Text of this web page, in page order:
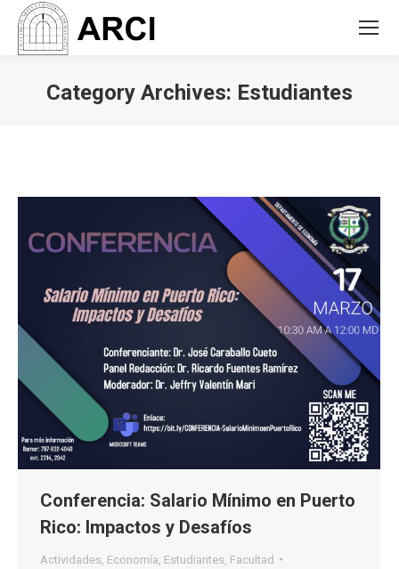
Category Archives: Estudiantes
Conferencia: Salario Mínimo en Puerto
Rico: Impactos y Desafíos
Actividades Economía Estudiantes Facultad